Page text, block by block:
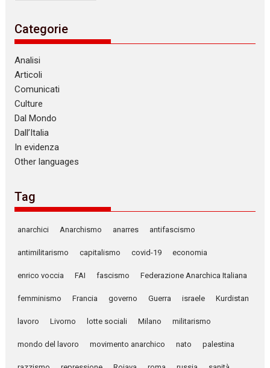
Categorie
Analisi
Articoli
Comunicati
Culture
Dal Mondo
Dall’Italia
In evidenza
Other languages
Tag
anarchici Anarchismo anarres antifascismo
antimilitarismo capitalismo covid-19 economia
enrico voccia FAI fascismo Federazione Anarchica Italiana
femminismo Francia governo Guerra israele Kurdistan
lavoro Livorno lotte sociali Milano militarismo
mondo del lavoro movimento anarchico nato palestina